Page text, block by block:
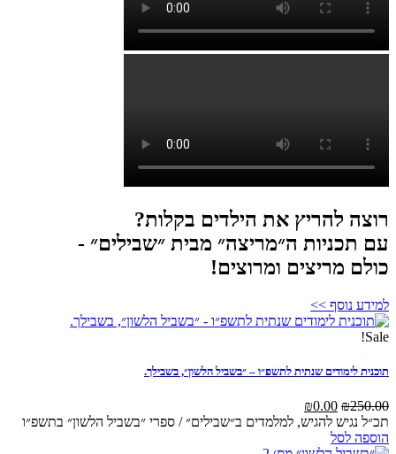
להריץ את הילדים בקלות?
ה״מריצה״ מבית ״שבילים״ -
מריצים ומרוצים!
נוסף >>
שנתית לתשפ״ו – ״בשביל הלשון״, בשבילך.
₪המחיר
המקורי
היה:
₪0.00 המחיר
הנוכחי
הוא:
להגיש, למלמדים ב״שבילים״ / ספרי ״בשביל הלשון״ בתשפ״ו
לסל